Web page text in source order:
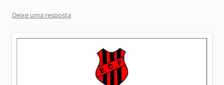
Deixe uma resposta